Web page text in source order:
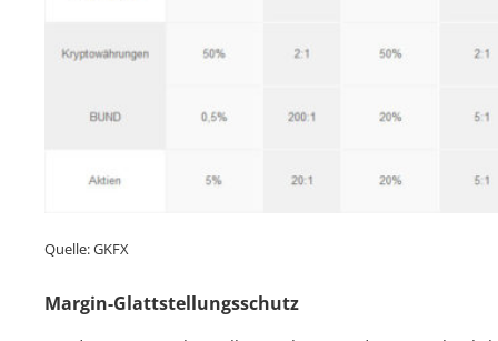
Quelle: GKFX
Margin-Glattstellungsschutz